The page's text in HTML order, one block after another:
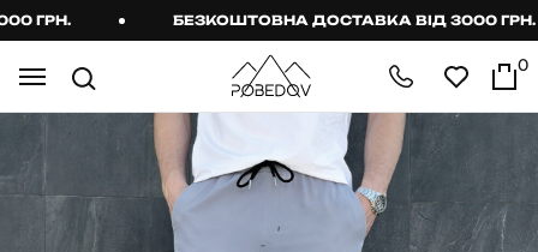
БЕЗКОШТОВНА ДОСТАВКА ВІД 3000 ГРН.
0